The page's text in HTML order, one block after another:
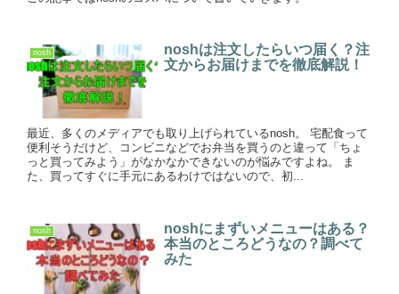
nosh
noshは注文したらいつ届く？注
文からお届けまでを徹底解説！
最近、多くのメディアでも取り上げられているnosh。 宅配食って
便利そうだけど、コンビニなどでお弁当を買うのと違って「ちょ
っと買ってみよう」がなかなかできないのが悩みですよね。 ま
た、買ってすぐに手元にあるわけではないので、初...
nosh
noshにまずいメニューはある？
本当のところどうなの？調べて
みた